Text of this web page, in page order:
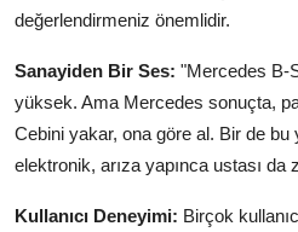
değerlendirmeniz önemlidir.
Sanayiden Bir Ses: "Mercedes B-
yüksek. Ama Mercedes sonuçta,
Cebini yakar, ona göre al. Bir de
elektronik, arıza yapınca ustası da
Kullanıcı Deneyimi: Birçok